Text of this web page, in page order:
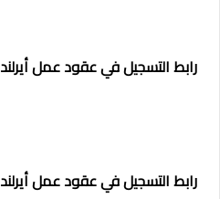
رابط التسجيل في عقود عمل
رابط التسجيل في عقود عمل